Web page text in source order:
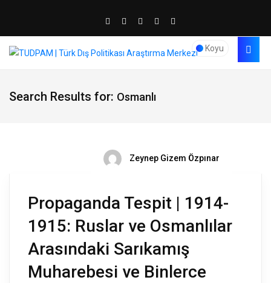
Koyu
Search Results for: Osmanlı
Zeynep Gizem Özpınar
Propaganda Tespit | 1914-
1915: Ruslar ve Osmanlılar
Arasındaki Sarıkamış
Muharebesi ve Binlerce